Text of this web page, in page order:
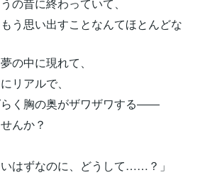
う思い出すことなんてほとんどな
の中に現れて、
リアルで、
らく胸の奥がザワザワする――
んか？
いはずなのに、どうして……？」